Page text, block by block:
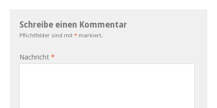
Schreibe einen Kommentar
Pflichtfelder sind mit * markiert.
Nachricht *